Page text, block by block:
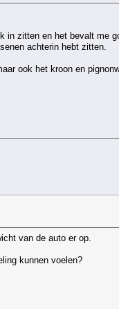
in zitten en het bevalt me
achterin hebt zitten.
ook het kroon en
van de auto er op.
kunnen voelen?